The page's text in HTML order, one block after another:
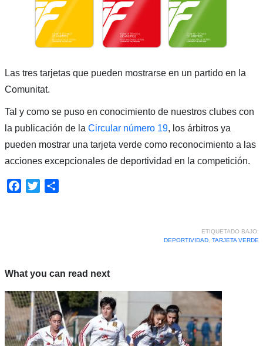
Las tres tarjetas que pueden mostrarse en un partido en la
Comunitat.
Tal y como se puso en conocimiento de nuestros clubes con
la publicación de la Circular número 19, los árbitros ya
pueden mostrar una tarjeta verde como reconocimiento a las
acciones excepcionales de deportividad en la competición.
Facebook
Twitter
ETIQUETADO BAJO:
DEPORTIVIDAD, TARJETA VERDE
What you can read next